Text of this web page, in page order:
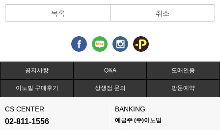
목록 취소
공지사항 Q&A 도매인증
이노빌 구매후기 상생점 문의 방문예약
CS CENTER
02-811-1556
BANKING
예금주 (주)이노빌